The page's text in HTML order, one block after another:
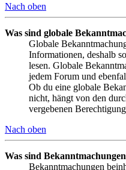
Nach oben
Was sind globale
Globale
Informationen, deshalb
lesen. Globale
jedem Forum und
Ob du eine globale
nicht, hängt von den
vergebenen
Nach oben
Was sind
Bekanntmachungen